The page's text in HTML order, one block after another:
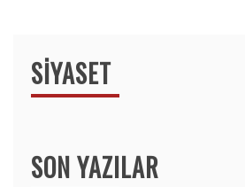
SIYASET
SON YAZILAR